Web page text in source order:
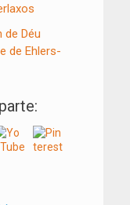
de Déu
de Ehlers-